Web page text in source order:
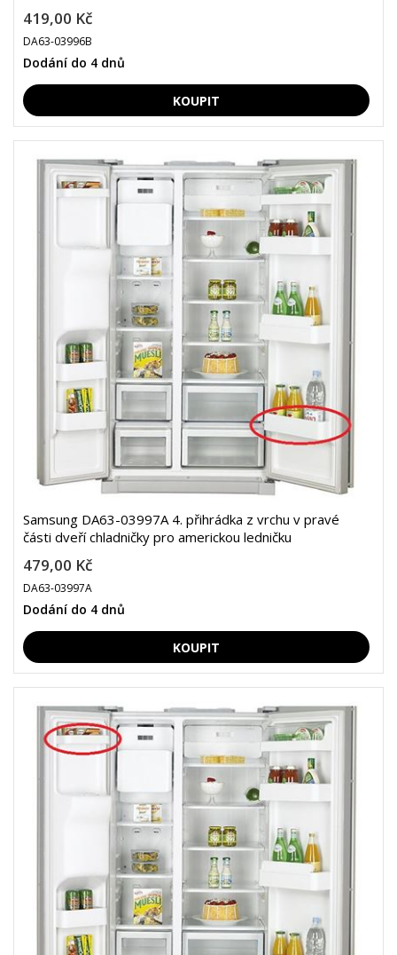
419,00 Kč
DA63-03996B
Dodání do 4 dnů
Samsung DA63-03997A 4. přihrádka z vrchu v pravé
části dveří chladničky pro americkou ledničku
479,00 Kč
DA63-03997A
Dodání do 4 dnů